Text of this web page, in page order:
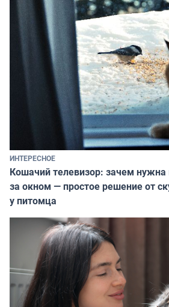
ИНТЕРЕСНОЕ
Кошачий телевизор: зачем
за окном — простое решение от
у питомца